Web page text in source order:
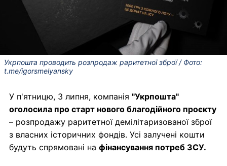
Укрпошта проводить розпродаж раритетної зброї / Фото:
t.me/igorsmelyansky
У п'ятницю, 3 липня, компанія "Укрпошта"
оголосила про старт нового благодійного проєкту
– розпродажу раритетної демілітаризованої зброї
з власних історичних фондів. Усі залучені кошти
будуть спрямовані на фінансування потреб ЗСУ.